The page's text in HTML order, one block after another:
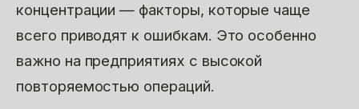
концентрации — факторы, которые чаще
всего приводят к ошибкам. Это особенно
важно на предприятиях с высокой
повторяемостью операций.